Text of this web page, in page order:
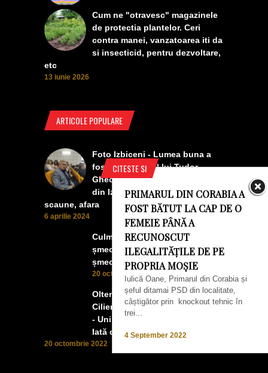
CITESTE SI
PRIMARUL DIN CORABIA A
FOST BĂTUT LA CAP DE O
FEMEIE PÂNĂ A
RECUNOSCUT
ILEGALITĂȚILE DE PE
PROPRIA MOȘIE
Iulică Oane, Primarul din Corabia și
șeful ditamai PSD din localitate,
câștigător prin knockout tehnic în
trei...
4 September 2022
Cum ne "otravesc" magazinele
de protectia plantelor. Ceri
contra manei, vanzatoarea iti da
si insecticid, pentru dezvoltare,
etc
13 iunie 2026
ARTICOLE POPULARE
Foto Izbiceni - Lumea buna a
fost la concertul lui Tudor
Gheorghe. Lumea prea buna
din Izbiceni a avut un ecran si
scaune, afara
6 aprilie 2024
Culmea smecheriei! O mașină
șmecheră l-a trădat pe cel mai
șmecher oltean
20 octombrie 2022
Oltenii, Dăbulenii, Izbicenii,
Cilienii s-au înfrățit cu Puchenii
- Unii cu munca, alții cu profitul.
Iată ce a ieșit!
20 octombrie 2022